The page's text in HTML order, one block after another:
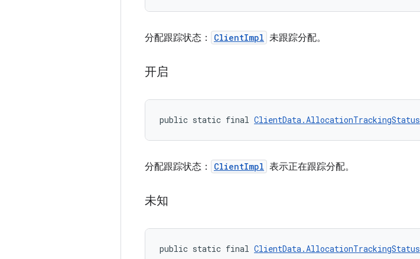
分配跟踪状态： ClientImpl 未跟踪分配。
开启
public static final ClientData.AllocationTrackingStatus
分配跟踪状态： ClientImpl 表示正在跟踪分配。
未知
public static final ClientData.AllocationTrackingStatus